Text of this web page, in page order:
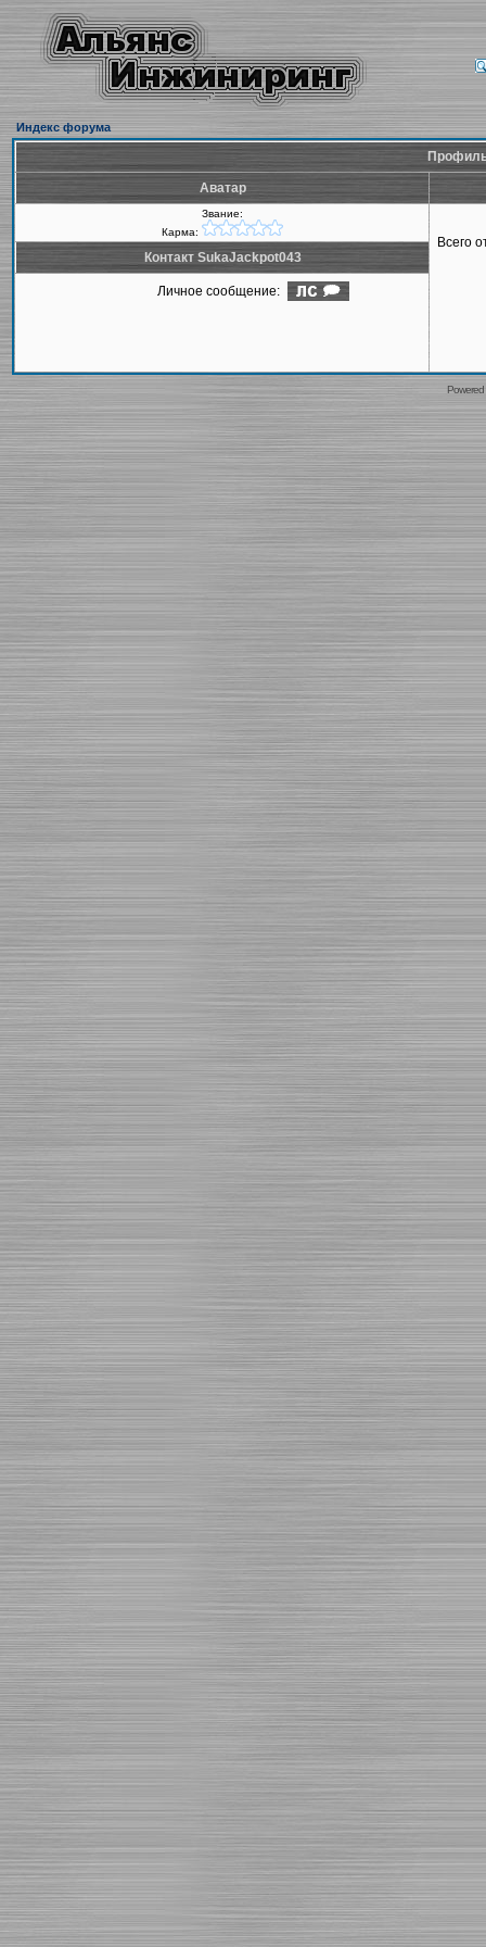
Индекс форума
Аватар
Звание:
Карма:
Всего
Контакт SukaJackpot043
Личное сообщение: